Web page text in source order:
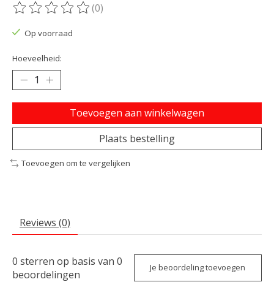
De beoordeling van dit product is
(0)
Op voorraad
Hoeveelheid:
Toevoegen aan winkelwagen
Plaats bestelling
Toevoegen om te vergelijken
Reviews (0)
0 sterren op basis van 0
beoordelingen
Je beoordeling toevoegen